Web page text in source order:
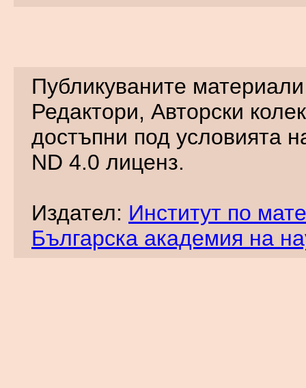
Публикуваните
Редактори, Авторски
достъпни под условията
ND 4.0 лиценз.
Издател: Институт по
Българска академия на